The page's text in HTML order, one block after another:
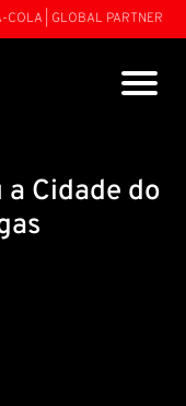
COLA | GLOBAL PARTNER
Cidade do